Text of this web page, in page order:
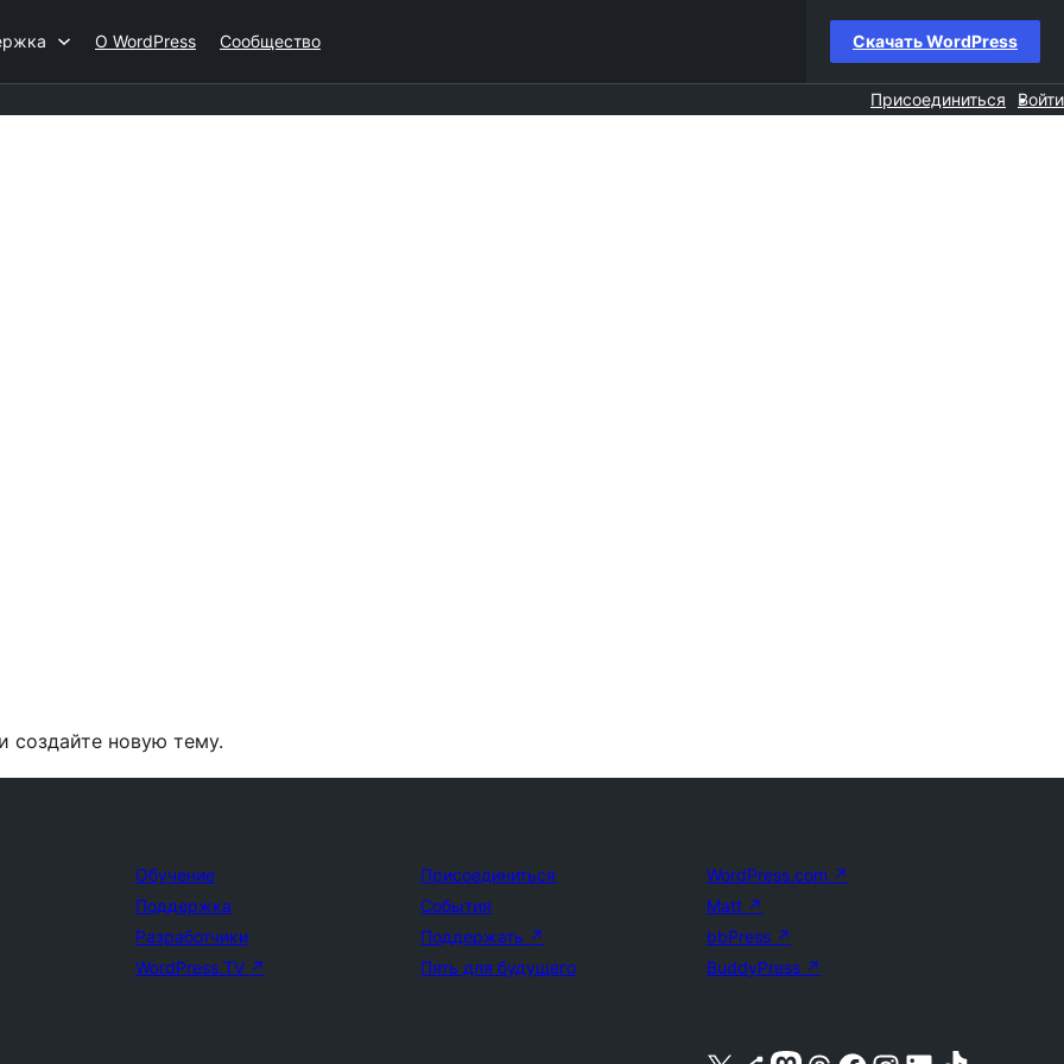
О WordPress Сообщество Скачать WordPress
Присоединиться Войти
создайте новую тему.
Обучение
Поддержка
Разработчики
WordPress.TV ↗
Присоединиться
События
Поддержать ↗
Пять для будущего
WordPress.com ↗
Matt ↗
bbPress ↗
BuddyPress ↗